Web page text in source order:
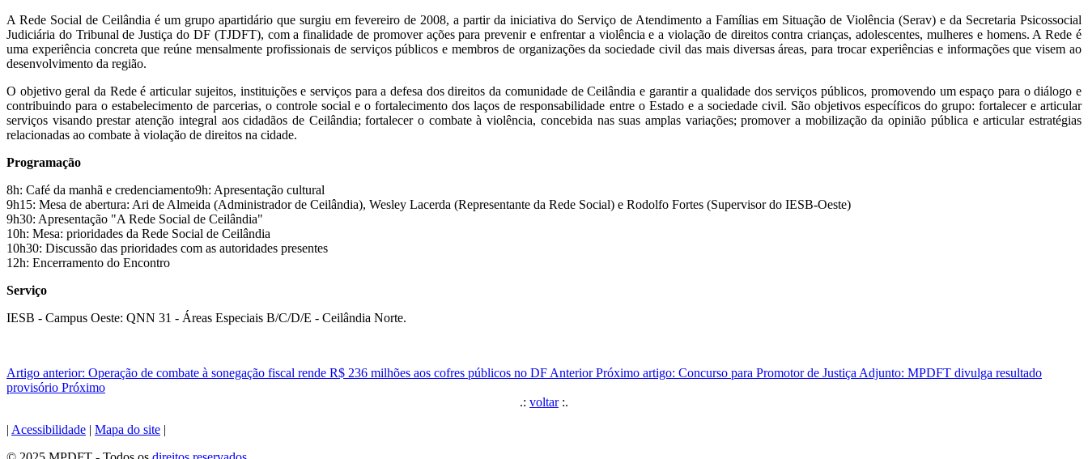
A Rede Social de Ceilândia é um grupo apartidário que surgiu em fevereiro de 2008, a partir da iniciativa do Serviço de Atendimento a Famílias em Situação de Violência (Serav) e da Secretaria Psicossocial
Judiciária do Tribunal de Justiça do DF (TJDFT), com a finalidade de promover ações para prevenir e enfrentar a violência e a violação de direitos contra crianças, adolescentes, mulheres e homens. A Rede é
uma experiência concreta que reúne mensalmente profissionais de serviços públicos e membros de organizações da sociedade civil das mais diversas áreas, para trocar experiências e informações que visem ao
desenvolvimento da região.
O objetivo geral da Rede é articular sujeitos, instituições e serviços para a defesa dos direitos da comunidade de Ceilândia e garantir a qualidade dos serviços públicos, promovendo um espaço para o diálogo e
contribuindo para o estabelecimento de parcerias, o controle social e o fortalecimento dos laços de responsabilidade entre o Estado e a sociedade civil. São objetivos específicos do grupo: fortalecer e articular
serviços visando prestar atenção integral aos cidadãos de Ceilândia; fortalecer o combate à violência, concebida nas suas amplas variações; promover a mobilização da opinião pública e articular estratégias
relacionadas ao combate à violação de direitos na cidade.
Programação
8h: Café da manhã e credenciamento9h: Apresentação cultural
9h15: Mesa de abertura: Ari de Almeida (Administrador de Ceilândia), Wesley Lacerda (Representante da Rede Social) e Rodolfo Fortes (Supervisor do IESB-Oeste)
9h30: Apresentação "A Rede Social de Ceilândia"
10h: Mesa: prioridades da Rede Social de Ceilândia
10h30: Discussão das prioridades com as autoridades presentes
12h: Encerramento do Encontro
Serviço
IESB - Campus Oeste: QNN 31 - Áreas Especiais B/C/D/E - Ceilândia Norte.
Artigo anterior: Operação de combate à sonegação fiscal rende R$ 236 milhões aos cofres públicos no DF Anterior Próximo artigo: Concurso para Promotor de Justiça Adjunto: MPDFT divulga resultado
provisório Próximo
.: voltar:.
| Acessibilidade | Mapa do site |